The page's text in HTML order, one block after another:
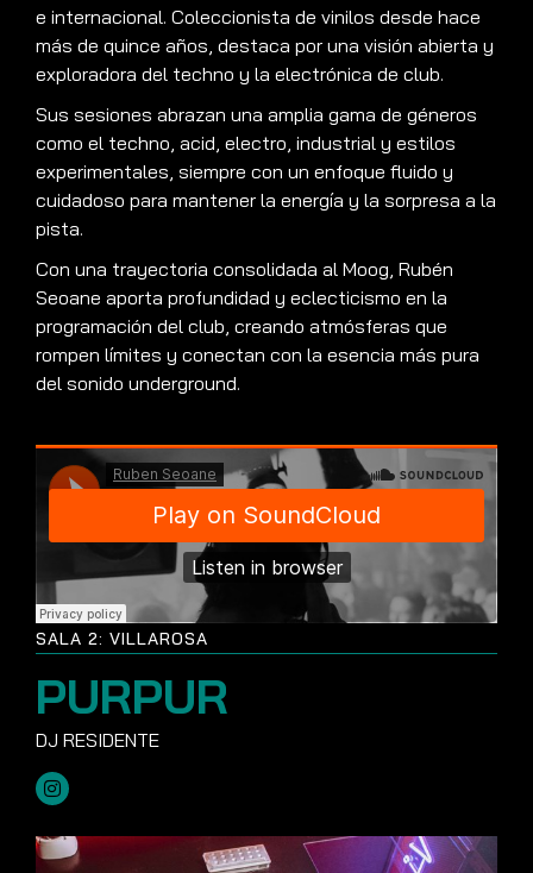
e internacional. Coleccionista de vinilos desde hace
más de quince años, destaca por una visión abierta y
exploradora del techno y la electrónica de club.
Sus sesiones abrazan una amplia gama de géneros
como el techno, acid, electro, industrial y estilos
experimentales, siempre con un enfoque fluido y
cuidadoso para mantener la energía y la sorpresa a la
pista.
Con una trayectoria consolidada al Moog, Rubén
Seoane aporta profundidad y eclecticismo en la
programación del club, creando atmósferas que
rompen límites y conectan con la esencia más pura
del sonido underground.
SALA 2: VILLAROSA
PURPUR